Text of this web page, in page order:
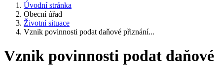
Úvodní stránka
Obecní úřad
Životní situace
Vznik povinnosti podat daňové přiznání...
Vznik povinnosti podat daňové